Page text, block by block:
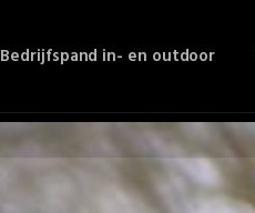
Bedrijfspand in- en outdoor